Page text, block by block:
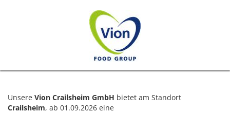
Unsere Vion Crailsheim GmbH bietet am Standort
Crailsheim, ab 01.09.2026 eine